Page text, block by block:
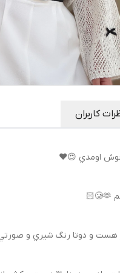
کاربران
خوش اومدي 😍♥️
هست و دوتا رنگ شيري و صورتي